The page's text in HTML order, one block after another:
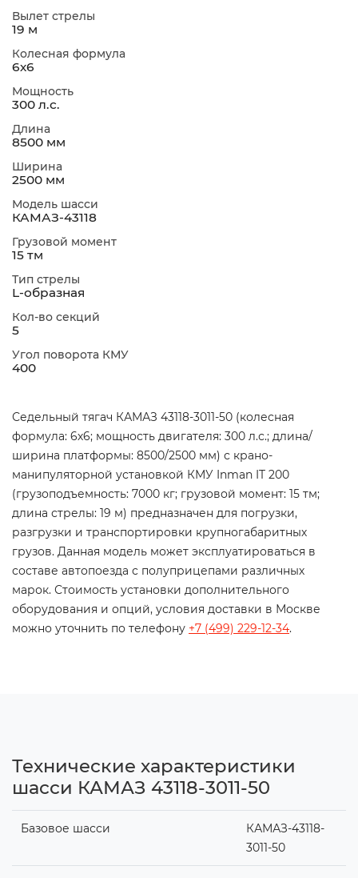
Вылет стрелы
19 м
Колесная формула
6х6
Мощность
300 л.с.
Длина
8500 мм
Ширина
2500 мм
Модель шасси
КАМАЗ-43118
Грузовой момент
15 тм
Тип стрелы
L-образная
Кол-во секций
5
Угол поворота КМУ
400
Седельный тягач КАМАЗ 43118-3011-50 (колесная
формула: 6х6; мощность двигателя: 300 л.с.; длина/
ширина платформы: 8500/2500 мм) с крано-
манипуляторной установкой КМУ Inman IT 200
(грузоподъемность: 7000 кг; грузовой момент: 15 тм;
длина стрелы: 19 м) предназначен для погрузки,
разгрузки и транспортировки крупногабаритных
грузов. Данная модель может эксплуатироваться в
составе автопоезда с полуприцепами различных
марок. Стоимость установки дополнительного
оборудования и опций, условия доставки в Москве
можно уточнить по телефону +7 (499) 229-12-34.
Технические характеристики
шасси КАМАЗ 43118-3011-50
Базовое шасси
КАМАЗ-43118-
3011-50